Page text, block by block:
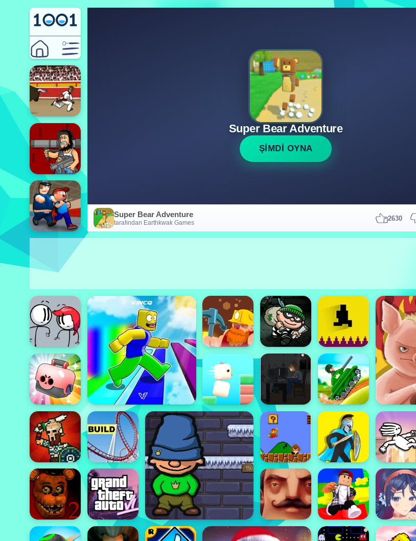
Super Bear Adventure
ŞİMDİ OYNA
Super Bear Adventure
tarafından Earthkwak Games
2630